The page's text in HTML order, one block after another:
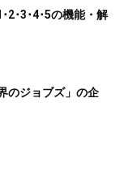
2･3･4･5の機能・解
のジョブズ」の企